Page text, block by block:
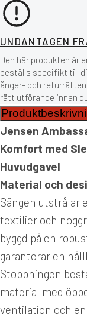
UNDANTAGEN
Den här produkten är
beställs specifikt till
ånger- och
rätt utförande innan
Jensen
Komfort med
Huvudgavel
Material och
Sängen utstrålar
textilier och
byggd på en
garanterar en
Stoppningen
material med
ventilation och